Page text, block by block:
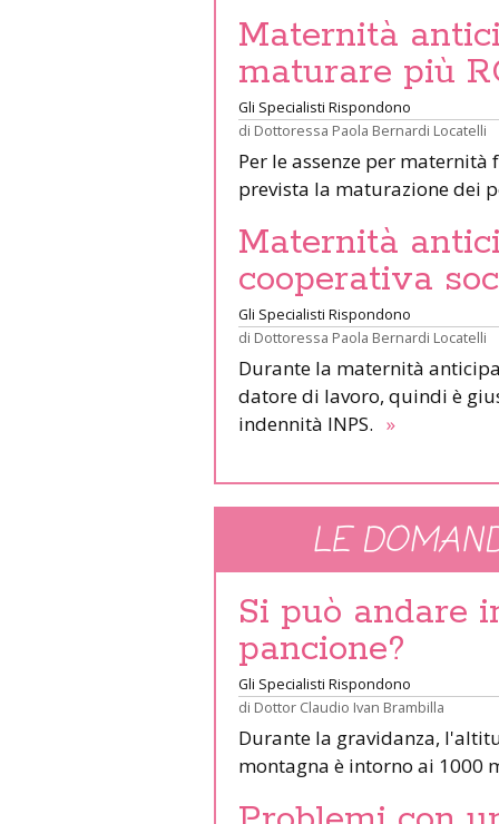
Maternità
maturare più
Gli Specialisti Rispondono
di Dottoressa Paola Bernardi Locatelli
Per le assenze per
prevista la maturazione dei
Maternità
cooperativa
Gli Specialisti Rispondono
di Dottoressa Paola Bernardi Locatelli
Durante la maternità
datore di lavoro, quindi è
indennità INPS. »
LE
Si può andare
pancione?
Gli Specialisti Rispondono
di Dottor Claudio Ivan Brambilla
Durante la gravidanza,
montagna è intorno ai 1000